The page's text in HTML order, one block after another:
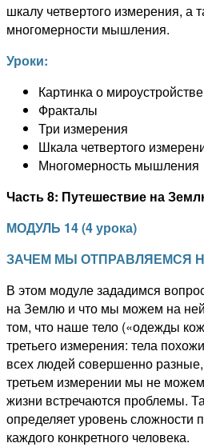
шкалу четвертого измерения, а
многомерности мышления.
Уроки:
Картинка о мироустройстве
Фракталы
Три измерения
Шкала четвертого
Многомерность мышления
Часть 8: Путешествие на
МОДУЛЬ 14(4урока)
ЗАЧЕМ МЫ ОТПРАВЛЯЕМСЯ
В этом модуле зададимся
на Землю и что мы можем на
том, что наше тело («одежды
третьего измерения: тела
всех людей совершенно разные,
третьем измерении мы не
жизни встречаются проблемы.
определяет уровень сложности
каждого конкретного человека.